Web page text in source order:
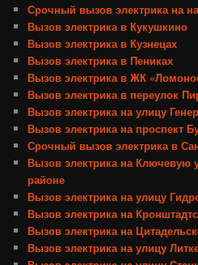
Срочный вызов электрика на
Вызов электрика в Кукушкино
Вызов электрика в Кузнецах
Вызов электрика в Пениках
Вызов электрика в ЖК
Вызов электрика в переулок
Вызов электрика на улицу
Вызов электрика на проспект
Срочный вызов электрика в
Вызов электрика на Ключевую
районе
Вызов электрика на улицу
Вызов электрика на
Вызов электрика на
Вызов электрика на улицу